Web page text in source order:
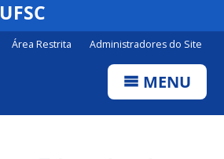
Área Restrita Administradores do Site
MENU